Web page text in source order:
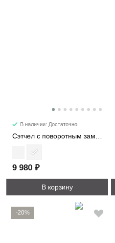
В наличии: Достаточно
Сэтчел с поворотным замком 1092M
9 980 ₽
В корзину
-20%